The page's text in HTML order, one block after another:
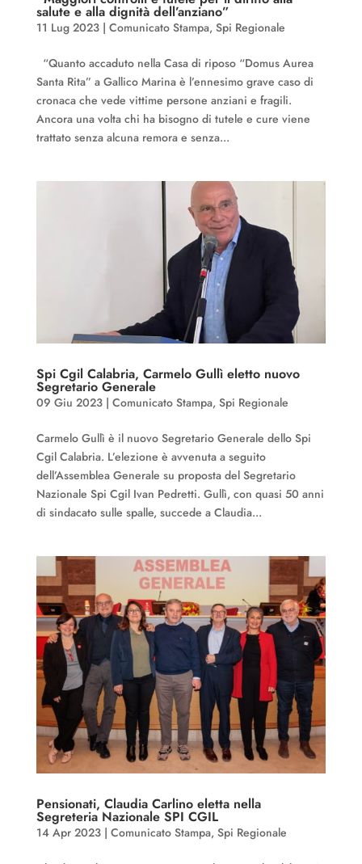
salute e alla dignità dell’anziano”
11 Lug 2023| Comunicato Stampa, Spi Regionale
“Quanto accaduto nella Casa di riposo “Domus Aurea
Santa Rita” a Gallico Marina è l’ennesimo grave caso di
cronaca che vede vittime persone anziani e fragili.
Ancora una volta chi ha bisogno di tutele e cure viene
trattato senza alcuna remora e senza...
Spi Cgil Calabria, Carmelo Gullì eletto nuovo
Segretario Generale
09 Giu 2023| Comunicato Stampa, Spi Regionale
Carmelo Gullì è il nuovo Segretario Generale dello Spi
Cgil Calabria. L’elezione è avvenuta a seguito
dell’Assemblea Generale su proposta del Segretario
Nazionale Spi Cgil Ivan Pedretti. Gullì, con quasi 50 anni
di sindacato sulle spalle, succede a Claudia...
Pensionati, Claudia Carlino eletta nella
Segreteria Nazionale SPI CGIL
14 Apr 2023| Comunicato Stampa, Spi Regionale